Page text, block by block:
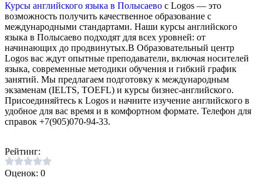
Курсы английского языка в Полысаево с Logos — это
возможность получить качественное образование с
международными стандартами. Наши курсы английского
языка в Полысаево подходят для всех уровней: от
начинающих до продвинутых.В Образовательный центр
Logos вас ждут опытные преподаватели, включая носителей
языка, современные методики обучения и гибкий график
занятий. Мы предлагаем подготовку к международным
экзаменам (IELTS, TOEFL) и курсы бизнес-английского.
Присоединяйтесь к Logos и начните изучение английского в
удобное для вас время и в комфортном формате. Телефон для
справок +7(905)070-94-33.
Рейтинг:
Оценок: 0